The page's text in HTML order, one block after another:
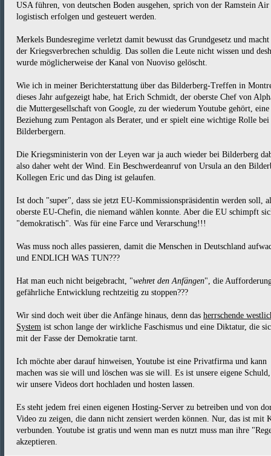
USA führen, von deutschen Boden ausgehen, sprich von der Ramstein Air
logistisch erfolgen und gesteuert werden.
Merkels Bundesregime verletzt damit bewusst das Grundgesetz und macht
der Kriegsverbrechen schuldig. Das sollen die Leute nicht wissen und
wurde möglicherweise der Kanal von Nuoviso gelöscht.
Wie ich in meiner Berichterstattung über das Bilderberg-Treffen in
dieses Jahr aufgezeigt habe, hat Erich Schmidt, der oberste Chef von
die Muttergesellschaft von Google, zu der wiederum Youtube gehört, eine
Beziehung zum Pentagon als Berater, und er spielt eine wichtige Rolle bei
Bilderbergern.
Die Kriegsministerin von der Leyen war ja auch wieder bei Bilderberg
also daher weht der Wind. Ein Beschwerdeanruf von Ursula an den
Kollegen Eric und das Ding ist gelaufen.
Ist doch "super", dass sie jetzt EU-Kommissionspräsidentin werden soll,
oberste EU-Chefin, die niemand wählen konnte. Aber die EU schimpft
"demokratisch". Was für eine Farce und Verarschung!!!
Was muss noch alles passieren, damit die Menschen in Deutschland
und ENDLICH WAS TUN???
Hat man euch nicht beigebracht, "wehret den Anfängen", die
gefährliche Entwicklung rechtzeitig zu stoppen???
Wir sind doch weit über die Anfänge hinaus, denn das herrschende
System ist schon lange der wirkliche Faschismus und eine Diktatur, die
mit der Fasse der Demokratie tarnt.
Ich möchte aber darauf hinweisen, Youtube ist eine Privatfirma und kann
machen was sie will und löschen was sie will. Es ist unsere eigene
wir unsere Videos dort hochladen und hosten lassen.
Es steht jedem frei einen eigenen Hosting-Server zu betreiben und von
Video zu zeigen, die dann nicht zensiert werden können. Nur, das ist mit
verbunden. Youtube ist gratis und wenn man es nutzt muss man ihre
akzeptieren.